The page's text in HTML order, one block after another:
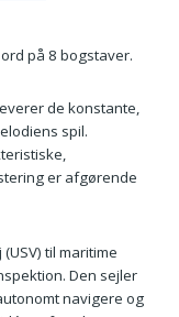
på 8 bogstaver.
de konstante,
spil.
er afgørende
til maritime
Den sejler
navigere og